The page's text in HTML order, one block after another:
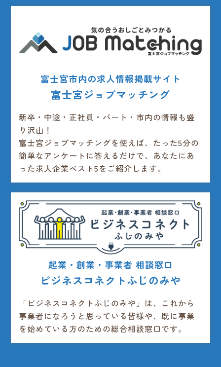
富士宮市内の求人情報掲載サイト
富士宮ジョブマッチング
新卒・中途・正社員・パート・市内の情報も盛
り沢山！
富士宮ジョブマッチングを使えば、たった5分の
簡単なアンケートに答えるだけで、あなたにあ
った求人企業ベスト5をご紹介します。
起業・創業・事業者 相談窓口
ビジネスコネクトふじのみや
「ビジネスコネクトふじのみや」は、これから
事業者になろうと思っている皆様や、既に事業
を始めている方のための総合相談窓口です。